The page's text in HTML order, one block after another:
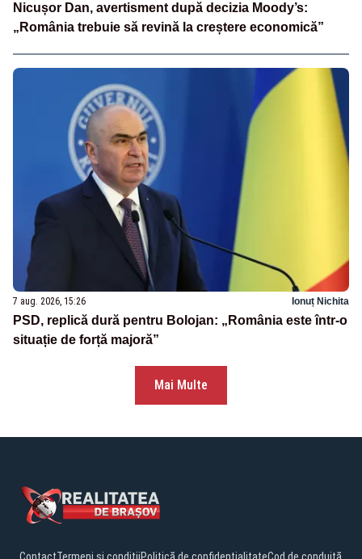
Nicușor Dan, avertisment după decizia Moody’s:
„România trebuie să revină la creștere economică”
7 aug. 2026, 15:26 Ionuț Nichita
PSD, replică dură pentru Bolojan: „România este într-o
situație de forță majoră”
Mai Multe